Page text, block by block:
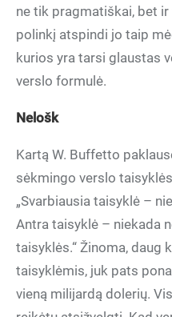
ne tik pragmatiškai, bet
polinkį atspindi jo taip
kurios yra tarsi glaustas
verslo formulė.
Nelošk
Kartą W. Buffetto
sėkmingo verslo
„Svarbiausia taisyklė –
Antra taisyklė – niekada
taisyklės.“ Žinoma, daug
taisyklėmis, juk pats
vieną milijardą dolerių.